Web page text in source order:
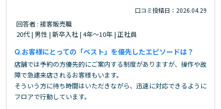
口コミ投稿日：2026.04.29
回答者 : 接客販売職
20代 | 男性 | 新卒入社 | 4年～10年 | 正社員
お客様にとっての「ベスト」を優先したエピソードは？
店舗では予約の方優先的にご案内する制度がありますが、操作や故
障で急遽来店されるお客様もいます。
そういう方に待ち時間はいただきながら、迅速に対応できるように
フロアで行動しています。